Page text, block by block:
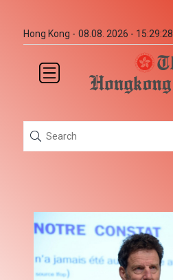
Hong Kong - 08.08. 2026 - 15:29:28